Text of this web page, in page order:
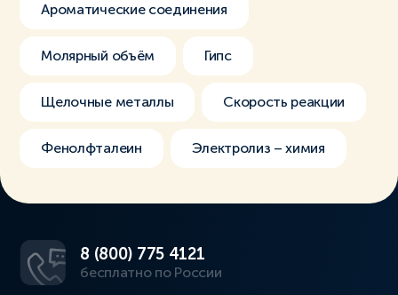
Ароматические соединения
Молярный объём Гипс
Щелочные металлы Скорость реакции
Фенолфталеин Электролиз – химия
8 (800) 775 4121
бесплатно по России